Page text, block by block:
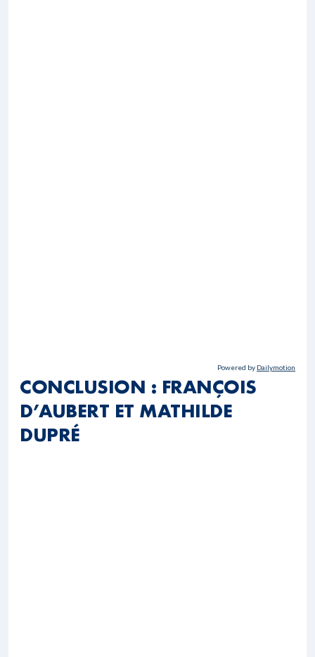
Powered by Dailymotion
CONCLUSION : FRANÇOIS
D’AUBERT ET MATHILDE
DUPRÉ